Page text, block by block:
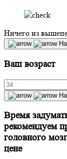
Ничего из
Ваш возраст
Время
рекомендуем
головного
цене